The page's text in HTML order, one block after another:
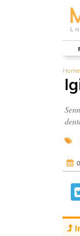
Home